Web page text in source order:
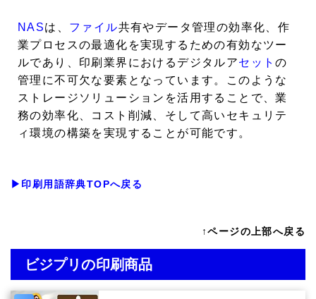
NASは、 ファイル共有やデータ管理の効率化、作
業プロセスの最適化を実現するための有効なツー
ルであり、印刷業界におけるデジタルアセットの
管理に不可欠な要素となっています。このような
ストレージソリューションを活用することで、業
務の効率化、コスト削減、そして高いセキュリテ
ィ環境の構築を実現することが可能です。
▶印刷用語辞典TOPへ戻る
↑ページの上部へ戻る
ビジプリの印刷商品